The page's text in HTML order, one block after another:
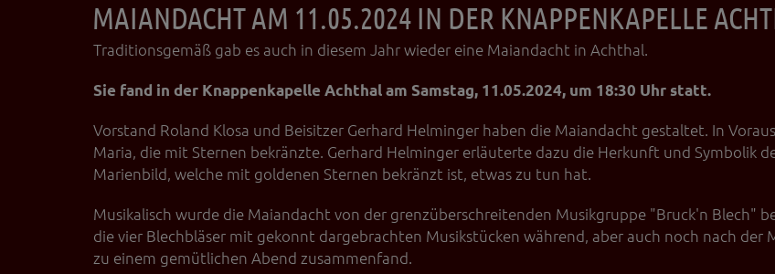
MAIANDACHT AM 11.05.2024 IN DER KNAPPENKAPELLE
Traditionsgemäß gab es auch in diesem Jahr wieder eine Maiandacht in Achthal.
Sie fand in der Knappenkapelle Achthal am Samstag, 11.05.2024, um 18:30 Uhr statt.
Vorstand Roland Klosa und Beisitzer Gerhard Helminger haben die Maiandacht gestaltet. In
Maria, die mit Sternen bekränzte. Gerhard Helminger erläuterte dazu die Herkunft und Symbolik
Marienbild, welche mit goldenen Sternen bekränzt ist, etwas zu tun hat.
Musikalisch wurde die Maiandacht von der grenzüberschreitenden Musikgruppe "Bruck'n Blech"
die vier Blechbläser mit gekonnt dargebrachten Musikstücken während, aber auch noch nach
zu einem gemütlichen Abend zusammenfand.